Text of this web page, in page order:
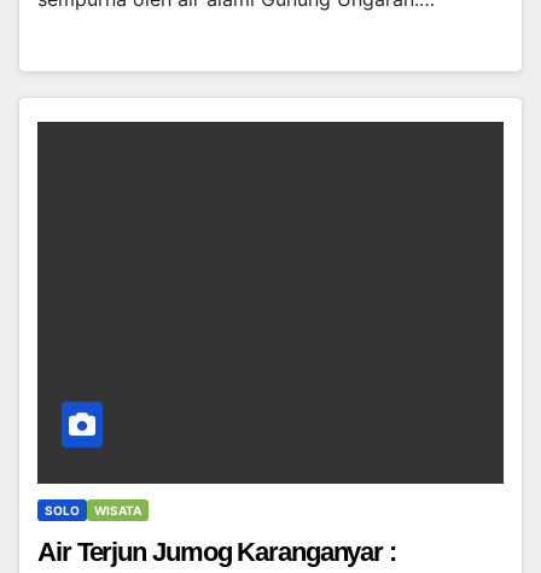
SOLO WISATA
Air Terjun Jumog Karanganyar :